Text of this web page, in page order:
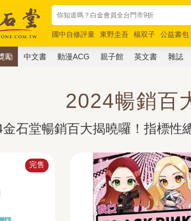
國中自修評量 東野圭吾 楊双子 公益書包
唯紅花綻放
奧德賽 路邊攤新作 馬斯克
勵 中文書 動漫ACG 親子館 英文書 雜誌
2024暢銷百
石堂暢銷百大揭曉囉！指標性
完售